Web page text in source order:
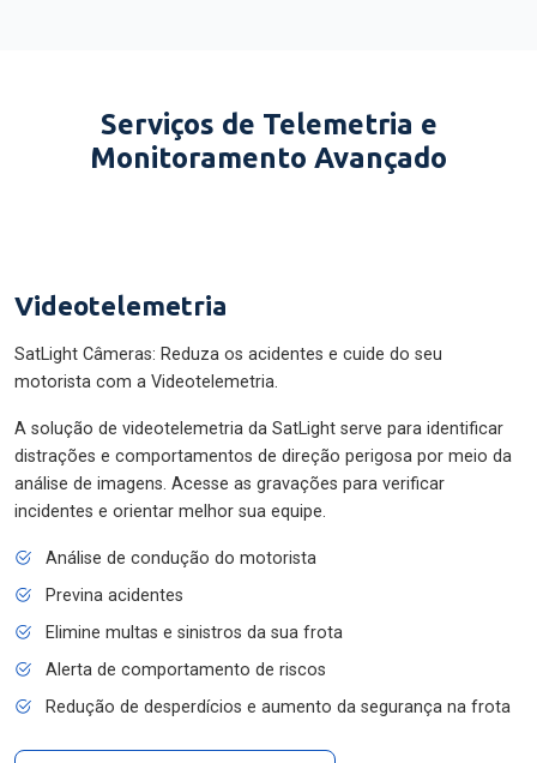
Serviços de Telemetria e
Monitoramento Avançado
Videotelemetria
SatLight Câmeras: Reduza os acidentes e cuide do seu
motorista com a Videotelemetria.
A solução de videotelemetria da SatLight serve para identificar
distrações e comportamentos de direção perigosa por meio da
análise de imagens. Acesse as gravações para verificar
incidentes e orientar melhor sua equipe.
Análise de condução do motorista
Previna acidentes
Elimine multas e sinistros da sua frota
Alerta de comportamento de riscos
Redução de desperdícios e aumento da segurança na frota